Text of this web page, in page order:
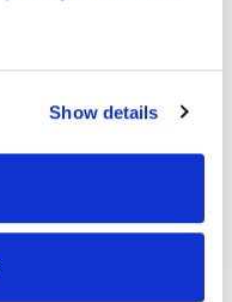
Show details